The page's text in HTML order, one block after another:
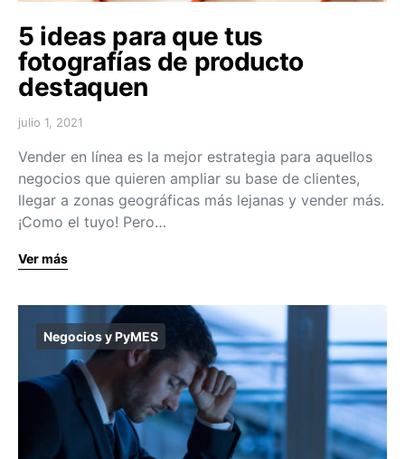
5 ideas para que tus
fotografías de producto
destaquen
julio 1, 2021
Vender en línea es la mejor estrategia para aquellos
negocios que quieren ampliar su base de clientes,
llegar a zonas geográficas más lejanas y vender más.
¡Como el tuyo! Pero…
Ver más
Negocios y PyMES